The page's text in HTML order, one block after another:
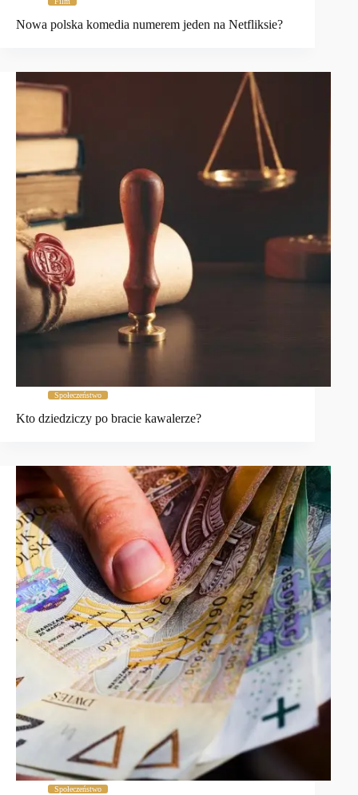
Nowa polska komedia numerem jeden na Netfliksie?
Społeczeństwo
Kto dziedziczy po bracie kawalerze?
Społeczeństwo